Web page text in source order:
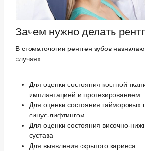
Зачем нужно делать
В стоматологии рентген зубов
случаях:
Для оценки состояния костной
имплантацией и протезированием
Для оценки состояния гайморовых
синус-лифтингом
Для оценки состояния височно-
сустава
Для выявления скрытого кариеса